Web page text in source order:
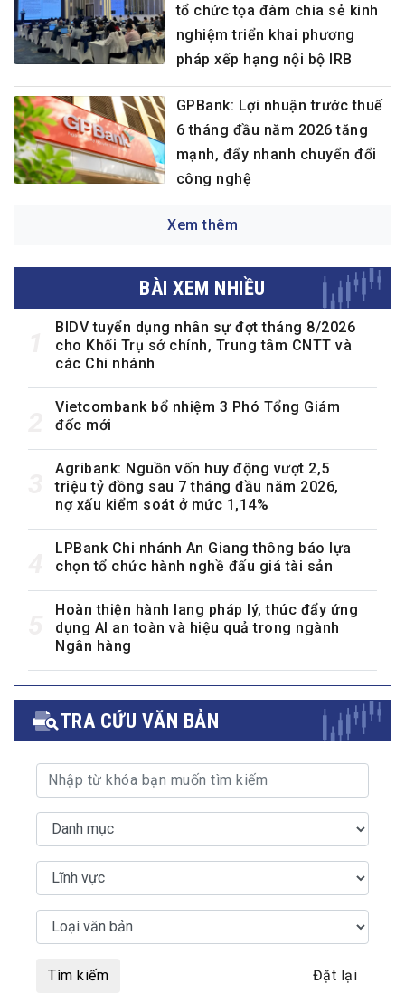
tổ chức tọa đàm chia sẻ kinh
nghiệm triển khai phương
pháp xếp hạng nội bộ IRB
GPBank: Lợi nhuận trước thuế
6 tháng đầu năm 2026 tăng
mạnh, đẩy nhanh chuyển đổi
công nghệ
Xem thêm
BÀI XEM NHIỀU
BIDV tuyển dụng nhân sự đợt tháng 8/2026
cho Khối Trụ sở chính, Trung tâm CNTT và
các Chi nhánh
Vietcombank bổ nhiệm 3 Phó Tổng Giám
đốc mới
Agribank: Nguồn vốn huy động vượt 2,5
triệu tỷ đồng sau 7 tháng đầu năm 2026,
nợ xấu kiểm soát ở mức 1,14%
LPBank Chi nhánh An Giang thông báo lựa
chọn tổ chức hành nghề đấu giá tài sản
Hoàn thiện hành lang pháp lý, thúc đẩy ứng
dụng AI an toàn và hiệu quả trong ngành
Ngân hàng
TRA CỨU VĂN BẢN
Tìm kiếm Đặt lại